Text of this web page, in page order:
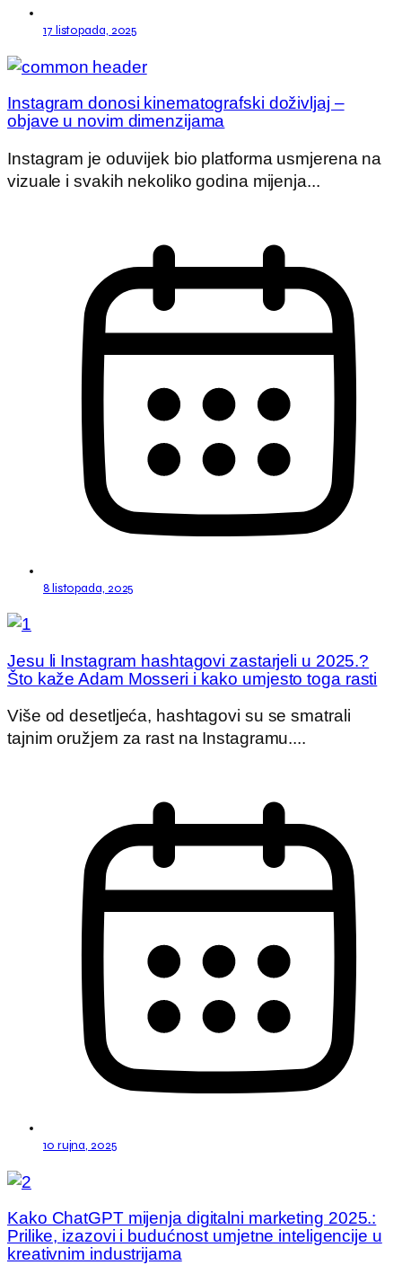
17 listopada, 2025
Instagram donosi kinematografski doživljaj –
objave u novim dimenzijama
Instagram je oduvijek bio platforma usmjerena na
vizuale i svakih nekoliko godina mijenja...
8 listopada, 2025
Jesu li Instagram hashtagovi zastarjeli u 2025.?
Što kaže Adam Mosseri i kako umjesto toga rasti
Više od desetljeća, hashtagovi su se smatrali
tajnim oružjem za rast na Instagramu....
10 rujna, 2025
Kako ChatGPT mijenja digitalni marketing 2025.:
Prilike, izazovi i budućnost umjetne inteligencije u
kreativnim industrijama